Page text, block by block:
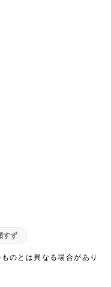
すず
のとは異なる場合があり